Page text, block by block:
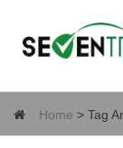
Home > Tag